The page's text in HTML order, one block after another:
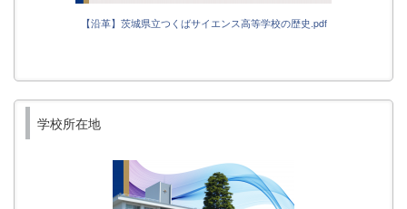
【沿革】茨城県立つくばサイエンス高等学校の歴史.pdf
学校所在地